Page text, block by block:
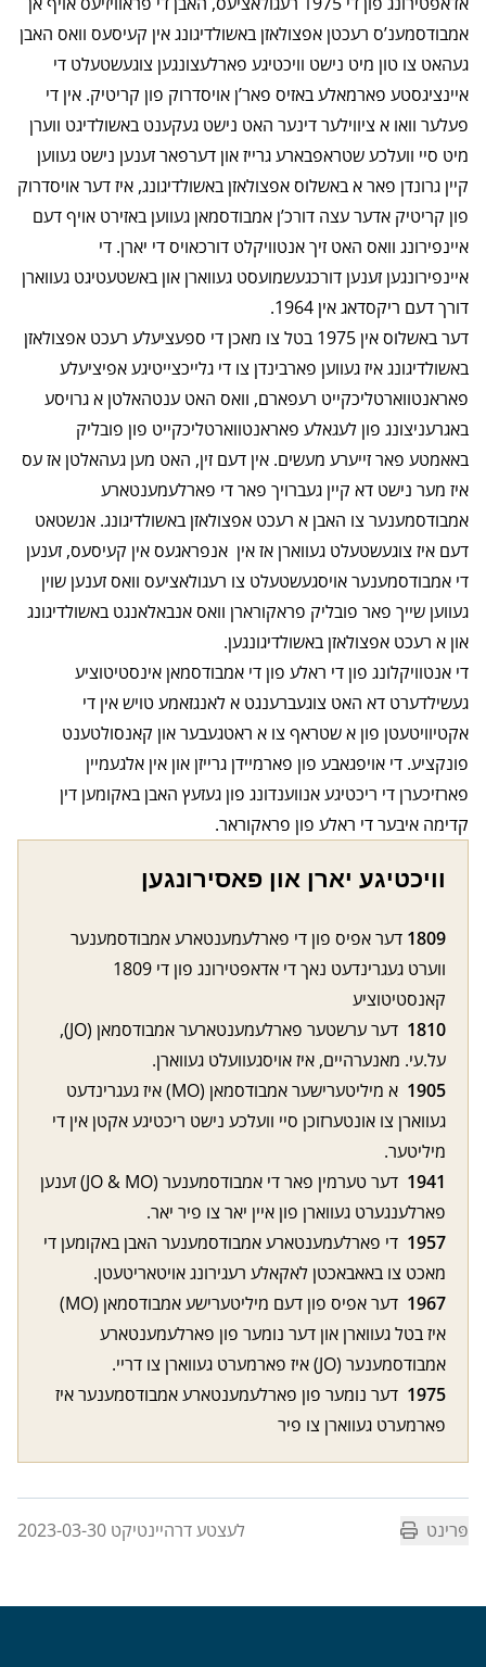
אמבודסמענ’ס רעכטן אפצולאזן באשולדיגונג אין קעיסעס וואס האבן
געהאט צו טון מיט נישט וויכטיגע פארלעצונגען צוגעשטעלט די
איינציגסטע פארמאלע באזיס פאר’ן אויסדרוק פון קריטיק. אין די
פעלער וואו א ציווילער דינער האט נישט געקענט באשולדיגט ווערן
מיט סיי וועלכע שטראפבארע גרייז און דערפאר זענען נישט געווען
קיין גרונדן פאר א באשלוס אפצולאזן באשולדיגונג, איז דער אויסדרוק
פון קריטיק אדער עצה דורכ’ן אמבודסמאן געווען באזירט אויף דעם
איינפירונג וואס האט זיך אנטוויקלט דורכאויס די יארן. די
איינפירונגען זענען דורכגעשמועסט געווארן און באשטעטיגט געווארן
דורך דעם ריקסדאג אין 1964.
דער באשלוס אין 1975 בטל צו מאכן די ספעציעלע רעכט אפצולאזן
באשולדיגונג איז געווען פארבינדן צו די גלייכצייטיגע אפיציעלע
פאראנטווארטליכקייט רעפארם, וואס האט ענטהאלטן א גרויסע
באגרעניצונג פון לעגאלע פאראנטווארטליכקייט פון פובליק
באאמטע פאר זייערע מעשים. אין דעם זין, האט מען געהאלטן אז עס
איז מער נישט דא קיין געברויך פאר די פארלעמענטארע
אמבודסמענער צו האבן א רעכט אפצולאזן באשולדיגונג. אנשטאט
דעם איז צוגעשטעלט געווארן אז אין אנפראגעס אין קעיסעס, זענען
די אמבודסמענער אויסגעשטעלט צו רעגולאציעס וואס זענען שוין
געווען שייך פאר פובליק פראקורארן וואס אנבאלאנגט באשולדיגונג
און א רעכט אפצולאזן באשולדיגונגען.
די אנטוויקלונג פון די ראלע פון די אמבודסמאן אינסטיטוציע
געשילדערט דא האט צוגעברענגט א לאנגזאמע טויש אין די
אקטיוויטעטן פון א שטראף צו א ראטגעבער און קאנסולטענט
פונקציע. די אויפגאבע פון פארמיידן גרייזן און אין אלגעמיין
פארזיכערן די ריכטיגע אנווענדונג פון געזעץ האבן באקומען דין
קדימה איבער די ראלע פון פראקוראר.
וויכטיגע יארן און פאסירונגען
1809 דער אפיס פון די פארלעמענטארע אמבודסמענער
ווערט געגרינדעט נאך די אדאפטירונג פון די 1809
קאנסטיטוציע
1810
דער ערשטער פארלעמענטארער אמבודסמאן (JO),
על.עי. מאנערהיים, איז אויסגעוועלט געווארן.
1905
א מיליטערישער אמבודסמאן (MO) איז געגרינדעט
געווארן צו אונטערזוכן סיי וועלכע נישט ריכטיגע אקטן אין די
מיליטער.
1941
דער טערמין פאר די אמבודסמענער (JO & MO) זענען
פארלענגערט געווארן פון איין יאר צו פיר יאר.
1957 די פארלעמענטארע אמבודסמענער האבן באקומען די
מאכט צו באאבאכטן לאקאלע רעגירונג אויטאריטעטן.
1967
דער אפיס פון דעם מיליטערישע אמבודסמאן (MO)
איז בטל געווארן און דער נומער פון פארלעמענטארע
אמבודסמענער (JO) איז פארמערט געווארן צו דריי.
1975 דער נומער פון פארלעמענטארע אמבודסמענער איז
פארמערט געווארן צו פיר
לעצטע דרהיינטיקט 2023-03-30 פּרינט